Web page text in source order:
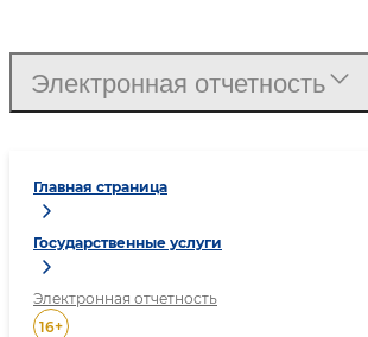
Главная страница
Государственные услуги
Электронная отчетность
16+
Электронная отчетность